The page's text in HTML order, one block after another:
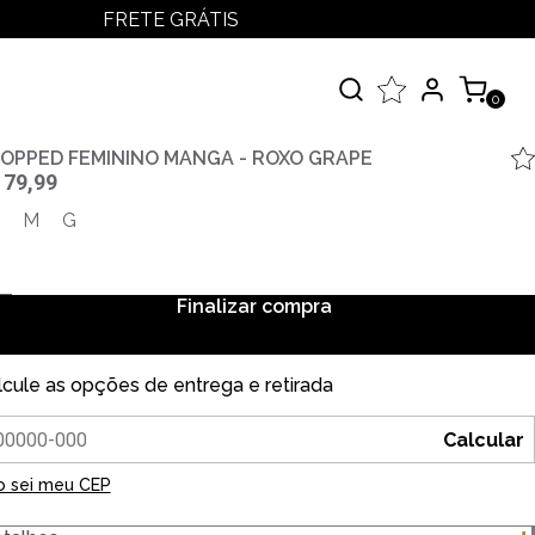
FRETE GRÁTIS
LOGIN
MEUS PEDIDOS
0
FEMININO MANGA - ROXO GRAPE
79,99
M G
Finalizar compra
as opções de entrega e retirada
Calcular
sei meu CEP